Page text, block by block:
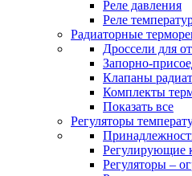
Реле давления
Реле
Радиаторные
Дроссели для
Запорно-
Клапаны
Комплекты
Показать все
Регуляторы
Регулирующие
Регуляторы –